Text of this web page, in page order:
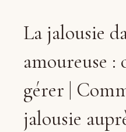
La jalousie
amoureuse
gérer |
jalousie